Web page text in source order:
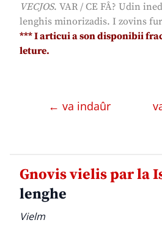
VECJOS. VAR / CE FÂ? Udin
lenghis minorizadis. I zovins
***I articui a son disponibii
leture.
← va indaûr
Gnovis vielis par la
lenghe
Vielm